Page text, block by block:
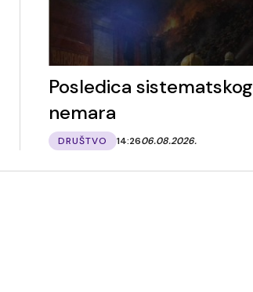
Posledica sistematskog
nemara
DRUŠTVO 14:2606.08.2026.